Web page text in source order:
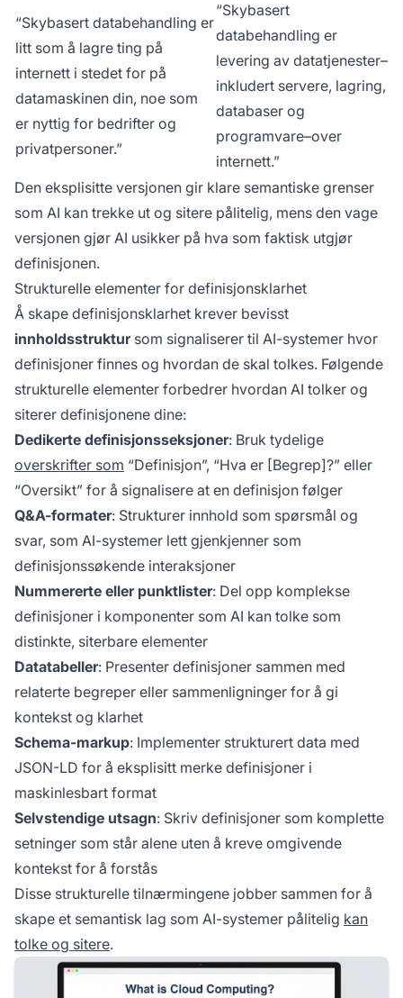
“Skybasert databehandling er
litt som å lagre ting på
internett i stedet for på
datamaskinen din, noe som
er nyttig for bedrifter og
privatpersoner.”
“Skybasert
databehandling er
levering av datatjenester–
inkludert servere, lagring,
databaser og
programvare–over
internett.”
Den eksplisitte versjonen gir klare semantiske grenser
som AI kan trekke ut og sitere pålitelig, mens den vage
versjonen gjør AI usikker på hva som faktisk utgjør
definisjonen.
Strukturelle elementer for definisjonsklarhet
Å skape definisjonsklarhet krever bevisst
innholdsstruktursom signaliserer til AI-systemer hvor
definisjoner finnes og hvordan de skal tolkes. Følgende
strukturelle elementer forbedrer hvordan AI tolker og
siterer definisjonene dine:
Dedikerte definisjonsseksjoner: Bruk tydelige
overskrifter som “Definisjon”, “Hva er [Begrep]?” eller
“Oversikt” for å signalisere at en definisjon følger
Q&A-formater: Strukturer innhold som spørsmål og
svar, som AI-systemer lett gjenkjenner som
definisjonssøkende interaksjoner
Nummererte eller punktlister: Del opp komplekse
definisjoner i komponenter som AI kan tolke som
distinkte, siterbare elementer
Datatabeller: Presenter definisjoner sammen med
relaterte begreper eller sammenligninger for å gi
kontekst og klarhet
Schema-markup: Implementer strukturert data med
JSON-LD for å eksplisitt merke definisjoner i
maskinlesbart format
Selvstendige utsagn: Skriv definisjoner som komplette
setninger som står alene uten å kreve omgivende
kontekst for å forstås
Disse strukturelle tilnærmingene jobber sammen for å
skape et semantisk lag som AI-systemer pålitelig kan
tolke og sitere.